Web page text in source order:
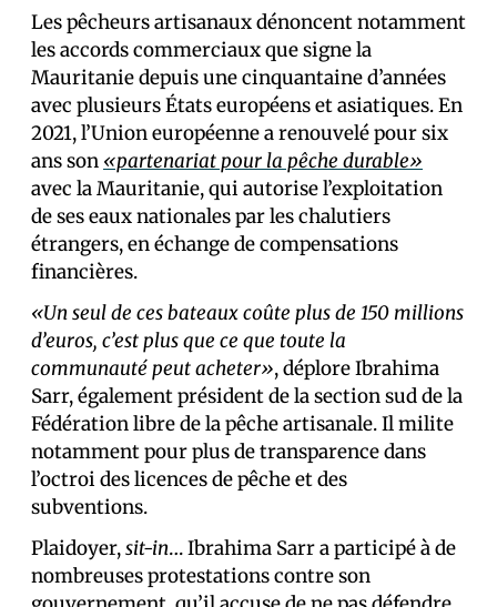
Les pêcheurs artisanaux dénoncent notamment
les accords commerciaux que signe la
Mauritanie depuis une cinquantaine d’années
avec plusieurs États européens et asiatiques. En
2021, l’Union européenne a renouvelé pour six
ans son «partenariat pour la pêche durable»
avec la Mauritanie, qui autorise l’exploitation
de ses eaux nationales par les chalutiers
étrangers, en échange de compensations
financières.
«Un seul de ces bateaux coûte plus de 150 millions
d’euros, c’est plus que ce que toute la
communauté peut acheter», déplore Ibrahima
Sarr, également président de la section sud de la
Fédération libre de la pêche artisanale. Il milite
notamment pour plus de transparence dans
l’octroi des licences de pêche et des
subventions.
Plaidoyer,sit-in… Ibrahima Sarr a participé à de
nombreuses protestations contre son